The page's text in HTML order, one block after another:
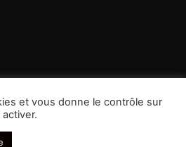
Des Broches
et vous donne le contrôle sur